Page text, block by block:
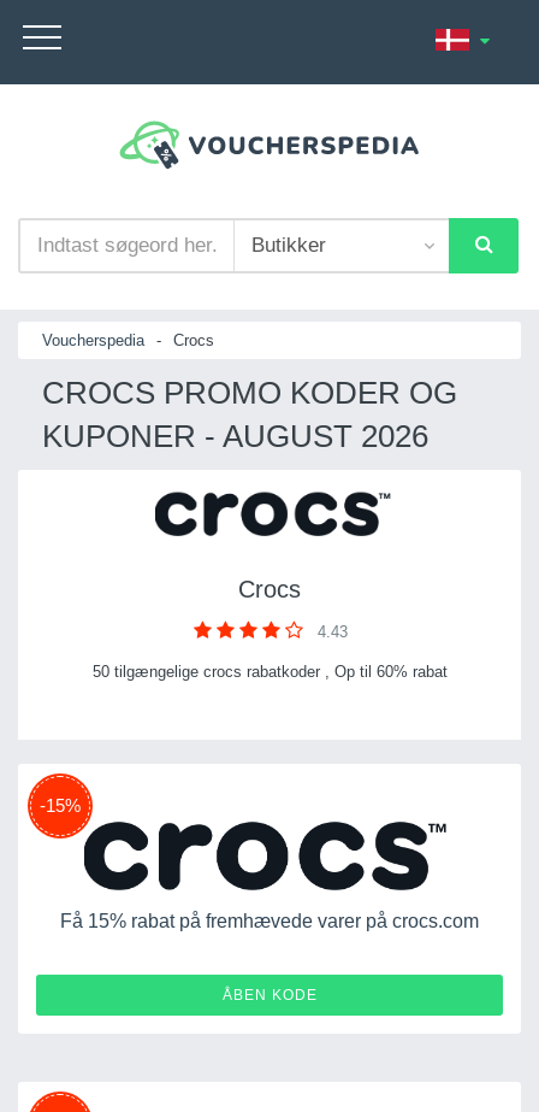
Voucherspedia - Crocs
CROCS PROMO KODER OG
KUPONER - AUGUST 2026
Crocs
4.43
50 tilgængelige crocs rabatkoder , Op til 60% rabat
-15%
Få 15% rabat på fremhævede varer på crocs.com
ÅBEN KODE
15OFF-WQ4XQNS2LKRR